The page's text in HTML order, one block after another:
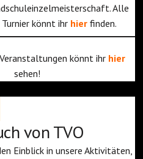
Alle
könnt ihr hier finden.
könnt ihr hier
sehen!
von TVO
Einblick in unsere Aktivitäten,